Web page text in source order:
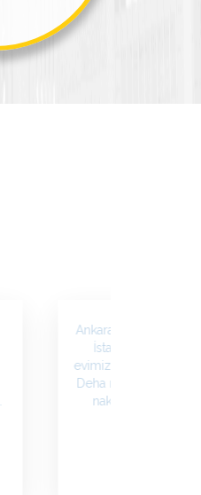
Ankara da bulunan
İstanbul
evimize sorunsuz
Deha nakliyat
nakliye hizmetine